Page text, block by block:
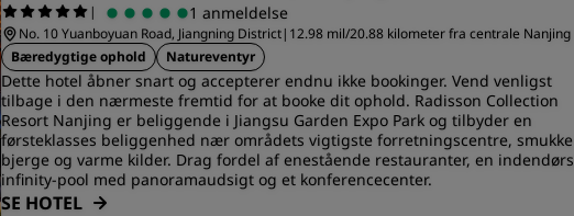
| 1 anmeldelse
No. 10 Yuanboyuan Road, Jiangning District| 12.98 mil/20.88 kilometer fra centrale Nanjing
Bæredygtige ophold
Natureventyr
Dette hotel åbner snart og accepterer endnu ikke bookinger. Vend venligst
tilbage i den nærmeste fremtid for at booke dit ophold. Radisson Collection
Resort Nanjing er beliggende i Jiangsu Garden Expo Park og tilbyder en
førsteklasses beliggenhed nær områdets vigtigste forretningscentre, smukke
bjerge og varme kilder. Drag fordel af enestående restauranter, en indendørs
infinity-pool med panoramaudsigt og et konferencecenter.
SE HOTEL